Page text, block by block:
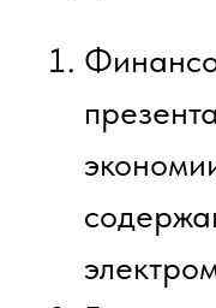
обслуживания
формат без